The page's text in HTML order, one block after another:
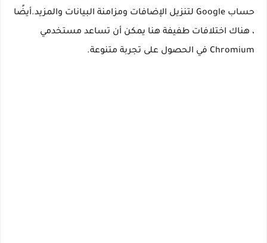
حساب Google لتنزيل الإضافات ومزامنة البيانات والمزيد.أيضًا
، هناك اختلافات طفيفة هنا يمكن أن تساعد مستخدمي
Chromium في الحصول على تجربة متنوعة.